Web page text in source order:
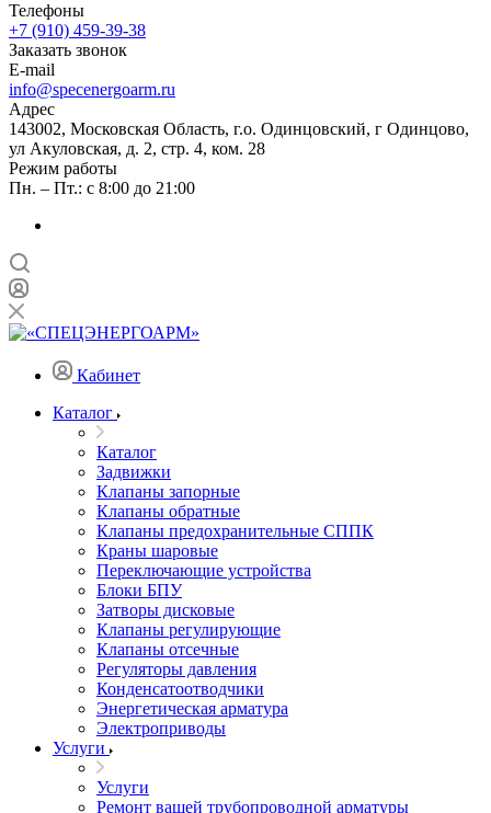
Телефоны
+7 (910) 459-39-38
Заказать звонок
E-mail
info@specenergoarm.ru
Адрес
143002, Московская Область, г.о. Одинцовский, г Одинцово,
ул Акуловская, д. 2, стр. 4, ком. 28
Режим работы
Пн. – Пт.: с 8:00 до 21:00
Кабинет
Каталог
Каталог
Задвижки
Клапаны запорные
Клапаны обратные
Клапаны предохранительные СППК
Краны шаровые
Переключающие устройства
Блоки БПУ
Затворы дисковые
Клапаны регулирующие
Клапаны отсечные
Регуляторы давления
Конденсатоотводчики
Энергетическая арматура
Электроприводы
Услуги
Услуги
Ремонт вашей трубопроводной арматуры